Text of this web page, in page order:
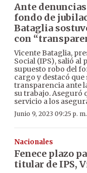
Ante
fondo de
Bataglia
con
Vicente Bataglia,
Social (IPS), salió al
supuesto robo del
cargo y destacó
transparencia ante
su trabajo. Aseguró
servicio a los
Junio 9, 2023 09:25 p. m.
Nacionales
Fenece plazo
titular de IPS,